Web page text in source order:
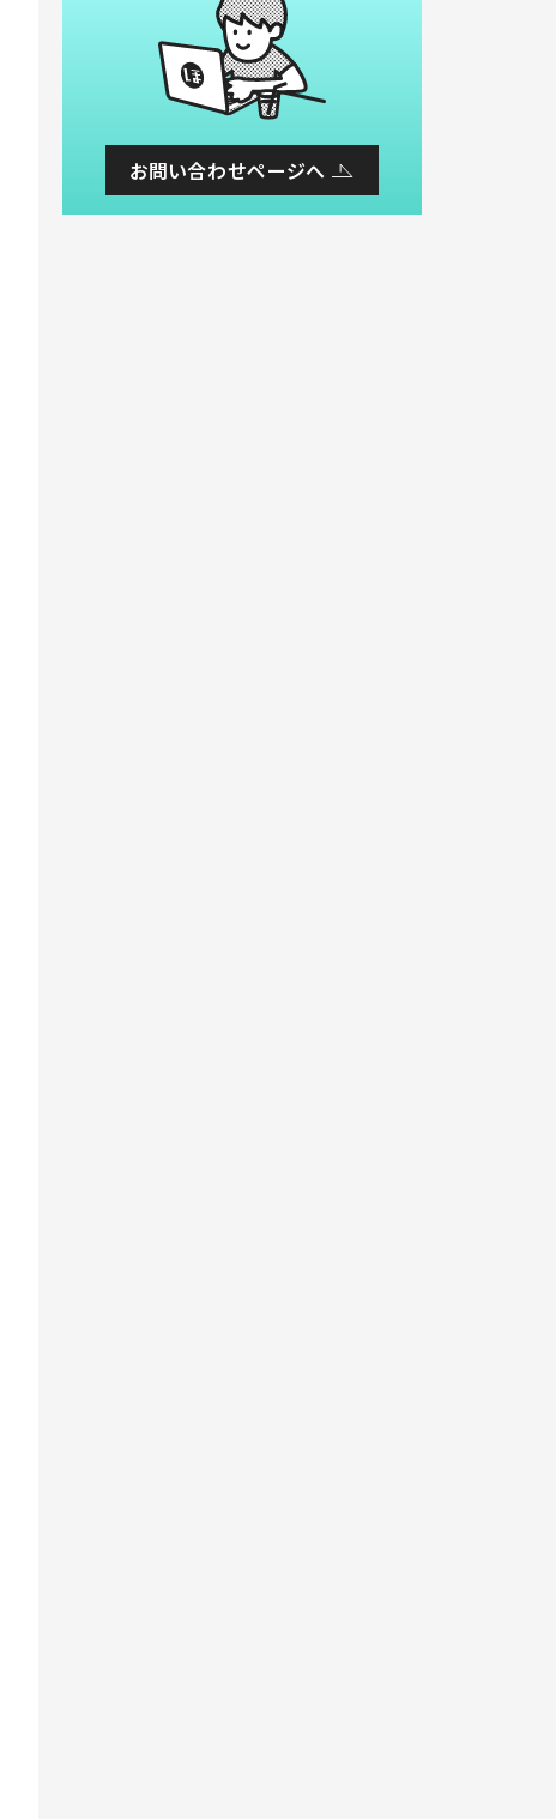
お問い合わせページへ